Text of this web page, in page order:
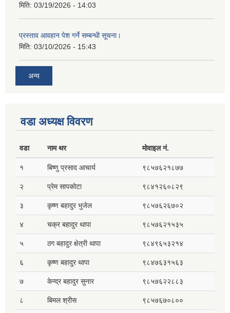
मिति: 03/19/2026 - 14:03
प्रस्ताव आवहान पेश गर्ने सम्बन्धी सूचना।
मिति: 03/10/2026 - 15:43
अन्य
वडा अध्यक्ष विवरण
वडा नाम थर मोवाइल नं.
१ बिष्णु प्रसाद आचार्य ९८५७६२१८७७
२ प्रेम सापकोटा ९८४१२६०८२९
३ कृष्ण बहादुर भुजेल ९८५७६२६७०२
४ चक्र बहादुर थापा ९८५७६२१५३५
५ ठग बहादुर क्षेत्री थापा ९८४९६५३२१४
६ कृष्ण बहादुर थापा ९८४७६३१५६३
७ केन्द्र बहादुर सुनार ९८५७६२२८८३
८ बिमल श्रीस ९८५७६७०८००